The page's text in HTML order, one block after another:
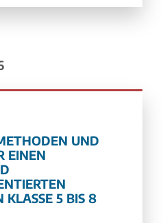
UND
EINEN
KLASSE 5 BIS 8